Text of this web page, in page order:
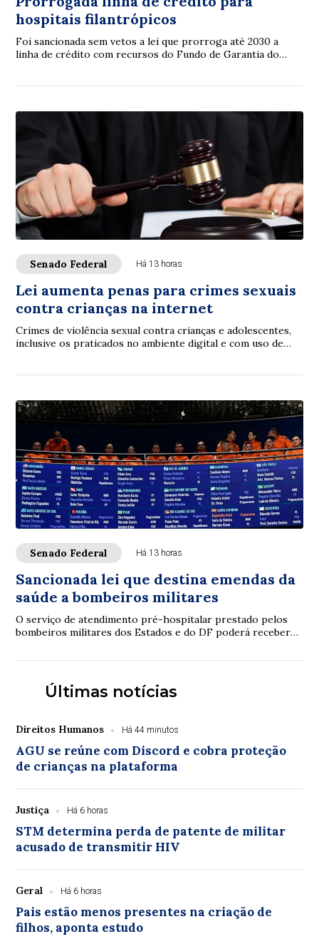
hospitais filantrópicos
Foi sancionada sem vetos a lei que prorroga até 2030 a
linha de crédito com recursos do Fundo de Garantia do
Senado Federal Há 13 horas
Lei aumenta penas para crimes sexuais
contra crianças na internet
Crimes de violência sexual contra crianças e adolescentes,
inclusive os praticados no ambiente digital e com uso de
Senado Federal Há 13 horas
Sancionada lei que destina emendas da
saúde a bombeiros militares
O serviço de atendimento pré-hospitalar prestado pelos
bombeiros militares dos Estados e do DF poderá receber
Últimas notícias
Direitos Humanos Há 44 minutos
AGU se reúne com Discord e cobra proteção
de crianças na plataforma
Justiça Há 6 horas
STM determina perda de patente de militar
acusado de transmitir HIV
Geral Há 6 horas
Pais estão menos presentes na criação de
filhos, aponta estudo